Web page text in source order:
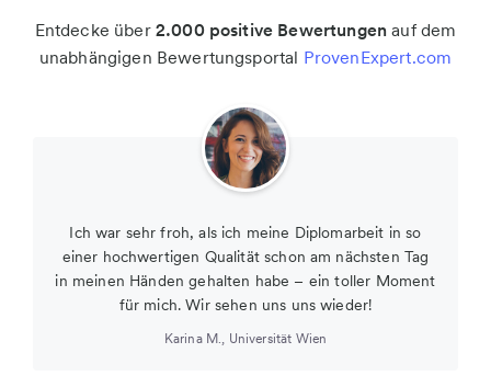
Entdecke über 2.000 positive Bewertungen auf dem
unabhängigen Bewertungsportal ProvenExpert.com
Ich war sehr froh, als ich meine Diplomarbeit in so
einer hochwertigen Qualität schon am nächsten Tag
in meinen Händen gehalten habe – ein toller Moment
für mich. Wir sehen uns uns wieder!
Karina M., Universität Wien